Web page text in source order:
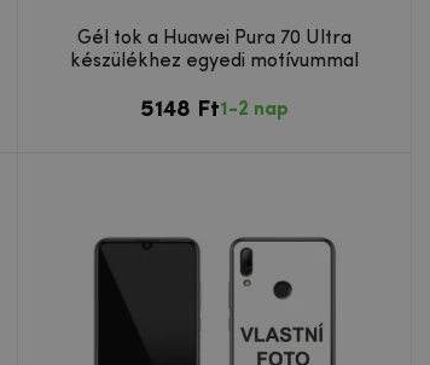
Gél tok a Huawei Pura 70 Ultra
készülékhez egyedi motívummal
5148 Ft1-2 nap